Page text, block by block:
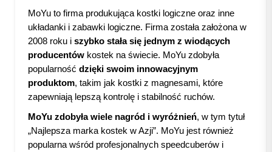
MoYu to firma produkująca kostki logiczne oraz inne
układanki i zabawki logiczne. Firma została założona w
2008 roku i szybko stała się jednym z wiodących
producentów kostek na świecie. MoYu zdobyła
popularność dzięki swoim innowacyjnym
produktom, takim jak kostki z magnesami, które
zapewniają lepszą kontrolę i stabilność ruchów.
MoYu zdobyła wiele nagród i wyróżnień, w tym tytuł
„Najlepsza marka kostek w Azji”. MoYu jest również
popularna wśród profesjonalnych speedcuberów i